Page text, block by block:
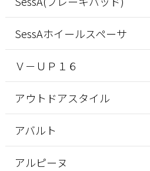
SessAホイールスペーサ
Ｖ－ＵＰ１６
アウトドアスタイル
アバルト
アルピーヌ